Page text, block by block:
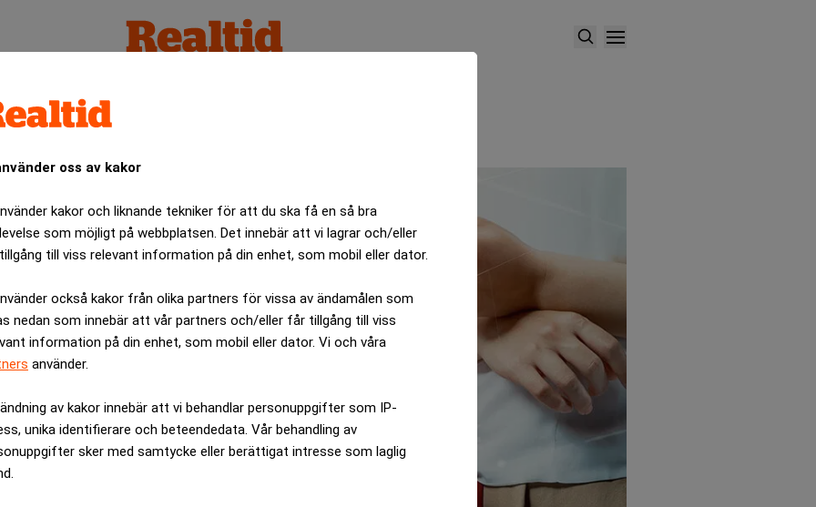
oss av kakor
kakor och liknande tekniker för att du ska få en så bra
som möjligt på webbplatsen. Det innebär att vi lagrar och/eller
till viss relevant information på din enhet, som mobil eller dator.
också kakor från olika partners för vissa av ändamålen som
nedan som innebär att vår partners och/eller får tillgång till viss
information på din enhet, som mobil eller dator. Vi och våra
använder.
av kakor innebär att vi behandlar personuppgifter som IP-
unika identifierare och beteendedata. Vår behandling av
sker med samtycke eller berättigat intresse som laglig